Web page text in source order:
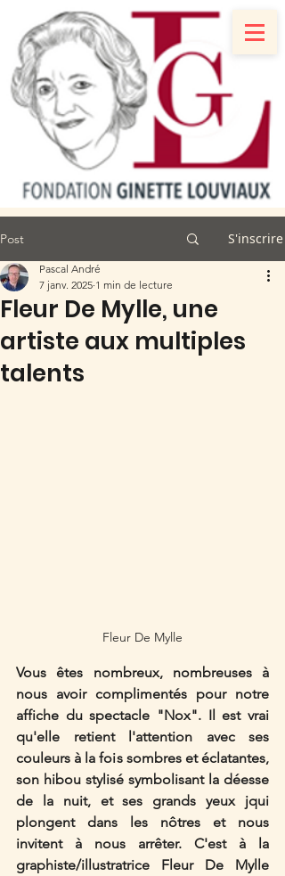
Post S'inscrire
Fleur De Mylle, une
artiste aux multiples
talents
Pascal André
7 janv. 2025 1 min de lecture
Fleur De Mylle
Vous êtes nombreux, nombreuses à
nous avoir complimentés pour notre
affiche du spectacle "Nox". Il est vrai
qu'elle retient l'attention avec ses
couleurs à la fois sombres et éclatantes,
son hibou stylisé symbolisant la déesse
de la nuit, et ses grands yeux jqui
plongent dans les nôtres et nous
invitent à nous arrêter. C'est à la
graphiste/illustratrice Fleur De Mylle